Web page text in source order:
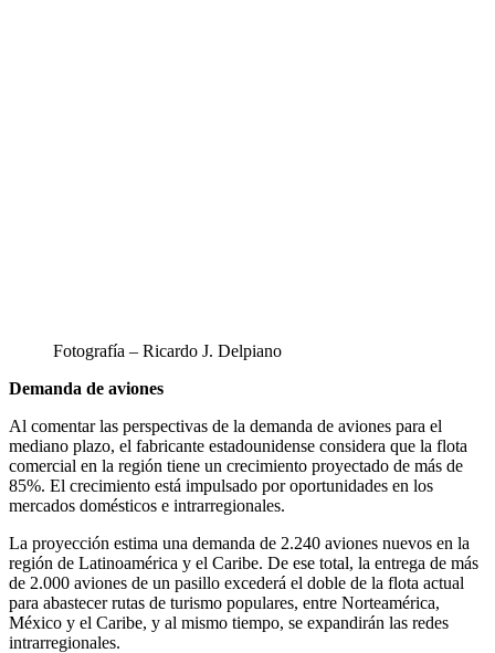
Fotografía – Ricardo J. Delpiano
Demanda de aviones
Al comentar las perspectivas de la demanda de aviones para el
mediano plazo, el fabricante estadounidense considera que la flota
comercial en la región tiene un crecimiento proyectado de más de
85%. El crecimiento está impulsado por oportunidades en los
mercados domésticos e intrarregionales.
La proyección estima una demanda de 2.240 aviones nuevos en la
región de Latinoamérica y el Caribe. De ese total, la entrega de más
de 2.000 aviones de un pasillo excederá el doble de la flota actual
para abastecer rutas de turismo populares, entre Norteamérica,
México y el Caribe, y al mismo tiempo, se expandirán las redes
intrarregionales.